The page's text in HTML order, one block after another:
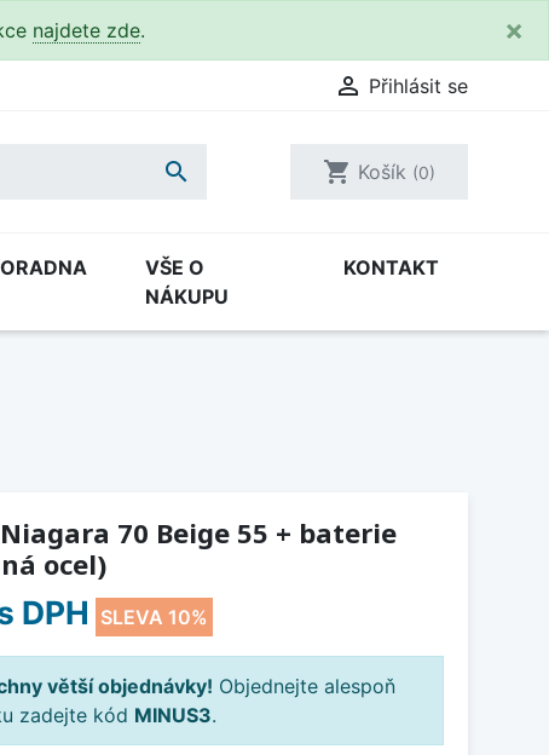
najdete zde. ×
 Přihlásit se
 shopping_cart Košík (0)
VŠE O
NÁKUPU
KONTAKT
70 Beige 55 + baterie
ocel)
DPH SLEVA 10%
větší objednávky! Objednejte alespoň
zadejte kód MINUS3.